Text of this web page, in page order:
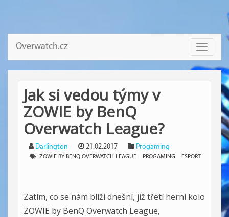
Toggle
Overwatch.cz
Jak si vedou týmy v
ZOWIE by BenQ
Overwatch League?
Darlington 21.02.2017 Progaming
ZOWIE BY BENQ OVERWATCH LEAGUE PROGAMING ESPORT
Zatím, co se nám blíží dnešní, již třetí herní kolo
ZOWIE by BenQ Overwatch League,